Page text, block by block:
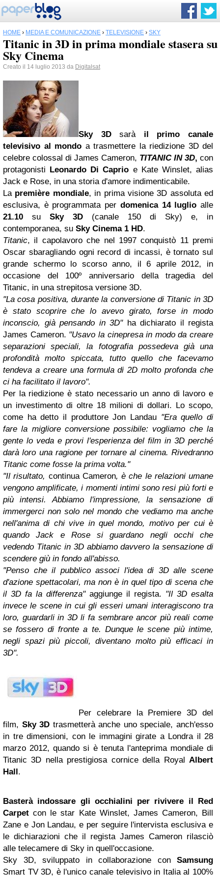
HOME › MEDIA E COMUNICAZIONE › TELEVISIONE › SKY
Titanic in 3D in prima mondiale stasera su
Sky Cinema
Creato il 14 luglio 2013 da Digitalsat
Sky 3Dsarà il primo canale
televisivo al mondo a trasmettere la riedizione 3D del
celebre colossal di James Cameron, TITANIC IN 3D, con
protagonisti Leonardo Di Caprio e Kate Winslet, alias
Jack e Rose, in una storia d'amore indimenticabile.
La première mondiale, in prima visione 3D assoluta ed
esclusiva, è programmata per domenica 14 luglio alle
21.10 su Sky 3D (canale 150 di Sky) e, in
contemporanea, su Sky Cinema 1 HD.
Titanic, il capolavoro che nel 1997 conquistò 11 premi
Oscar sbaragliando ogni record di incassi, è tornato sul
grande schermo lo scorso anno, il 6 aprile 2012, in
occasione del 100º anniversario della tragedia del
Titanic, in una strepitosa versione 3D.
"La cosa positiva, durante la conversione di Titanic in 3D
è stato scoprire che lo avevo girato, forse in modo
inconscio, già pensando in 3D"ha dichiarato il regista
James Cameron. "Usavo la cinepresa in modo da creare
separazioni speciali, la fotografia possedeva già una
profondità molto spiccata, tutto quello che facevamo
tendeva a creare una formula di 2D molto profonda che
ci ha facilitato il lavoro".
Per la riedizione è stato necessario un anno di lavoro e
un investimento di oltre 18 milioni di dollari. Lo scopo,
come ha detto il produttore Jon Landau "Era quello di
fare la migliore conversione possibile: vogliamo che la
gente lo veda e provi l'esperienza del film in 3D perché
darà loro una ragione per tornare al cinema. Rivedranno
Titanic come fosse la prima volta."
"Il risultato, continua Cameron, è che le relazioni umane
vengono amplificate, i momenti intimi sono resi più forti e
più intensi. Abbiamo l'impressione, la sensazione di
immergerci non solo nel mondo che vediamo ma anche
nell'anima di chi vive in quel mondo, motivo per cui è
quando Jack e Rose si guardano negli occhi che
vedendo Titanic in 3D abbiamo davvero la sensazione di
scendere giù in fondo all'abisso.
"Penso che il pubblico associ l'idea di 3D alle scene
d'azione spettacolari, ma non è in quel tipo di scena che
il 3D fa la differenza"aggiunge il regista. "Il 3D esalta
invece le scene in cui gli esseri umani interagiscono tra
loro, guardarli in 3D li fa sembrare ancor più reali come
se fossero di fronte a te. Dunque le scene più intime,
negli spazi più piccoli, diventano molto più efficaci in
3D".
Per celebrare la Premiere 3D del
film, Sky 3D trasmetterà anche uno speciale, anch'esso
in tre dimensioni, con le immagini girate a Londra il 28
marzo 2012, quando si è tenuta l'anteprima mondiale di
Titanic 3D nella prestigiosa cornice della Royal Albert
Hall.
Basterà indossare gli occhialini per rivivere il Red
Carpet con le star Kate Winslet, James Cameron, Bill
Zane e Jon Landau, e per seguire l'intervista esclusiva e
le dichiarazioni che il regista James Cameron rilasciò
alle telecamere di Sky in quell'occasione.
Sky 3D, sviluppato in collaborazione con Samsung
Smart TV 3D, è l'unico canale televisivo in Italia al 100%